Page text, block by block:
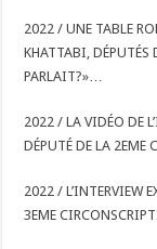
2022 / UNE TABLE
KHATTABI, DÉPUTÉS
PARLAIT?»…
2022 / LA VIDÉO DE
DÉPUTÉ DE LA
2022 / L’INTERVIEW
3EME